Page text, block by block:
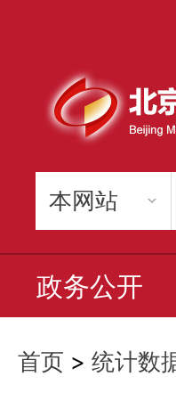
政务公开
首页 > 统计数